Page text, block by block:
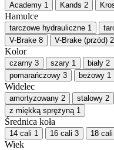
Academy 1 Kands 2
Hamulce
tarczowe hydrauliczne 1
V-Brake 8 V-Brake (przód) 2
Kolor
czarny 3 szary 1 biały 2
pomarańczowy 3 beżowy 1
Widelec
amortyzowany 2 stalowy 2
z miękką sprężyną 1
Średnica koła
14 cali 1 16 cali 3 18 cali
Wiek